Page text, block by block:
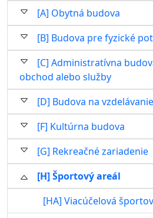
[A] Obytná budova
[B] Budova pre fyzické
[C] Administratívna
obchod alebo služby
[D] Budova na
[F] Kultúrna budova
[G] Rekreačné zariadenie
[H] Športový areál
[HA] Viacúčelová